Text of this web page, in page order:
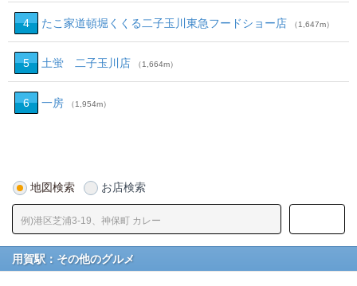
4 たこ家道頓堀くくる二子玉川東急フードショー店 （1,647m）
5 土蛍 二子玉川店 （1,664m）
6 一房 （1,954m）
地図検索 お店検索
用賀駅：その他のグルメ